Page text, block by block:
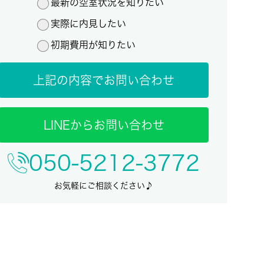
最新の空室状況を知りたい
実際に内見したい
初期費用が知りたい
上記の内容でお問い合わせ
LINEからお問い合わせ
050-5212-3772
お気軽にご相談ください♪